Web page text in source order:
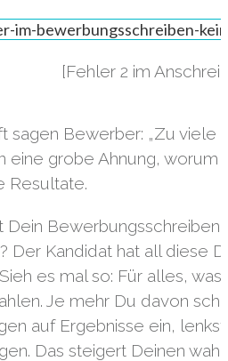
[Fehler 2 im
sagen Bewerber: „Zu viele
eine grobe Ahnung,
Resultate.
Bewerbungsschreiben
Der Kandidat hat all diese
es mal so: Für alles,
Je mehr Du davon
auf Ergebnisse ein,
Das steigert Deinen